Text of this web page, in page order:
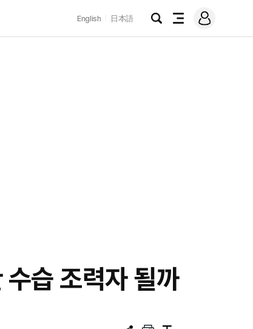
English 日本語
검
전
메
그
습 조력자 될까